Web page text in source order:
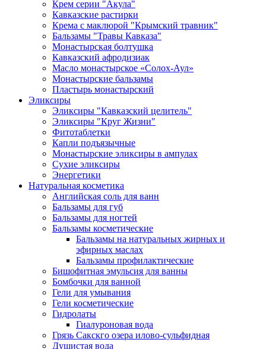
Крем серии "Акула"
Кавказские растирки
Крема с маклюрой "Крымский травник"
Бальзамы "Травы Кавказа"
Монастырская болтушка
Кавказский афродизиак
Масло монастырское «Солох-Аул»
Монастырские бальзамы
Пластырь монастырский
Эликсиры
Эликсиры "Кавказский целитель"
Эликсиры "Круг Жизни"
Фитотаблетки
Капли подъязычные
Монастырские эликсиры в ампулах
Сухие эликсиры
Энергетики
Натуральная косметика
Английская соль для ванн
Бальзамы для губ
Бальзамы для ногтей
Бальзамы косметические
Бальзамы на натуральных жирных и
эфирных маслах
Бальзамы профилактические
Бишофитная эмульсия для ванны
Бомбочки для ванной
Гели для умывания
Гели косметические
Гидролаты
Гиалуроновая вода
Грязь Сакскго озера илово-сульфидная
Душистая вода